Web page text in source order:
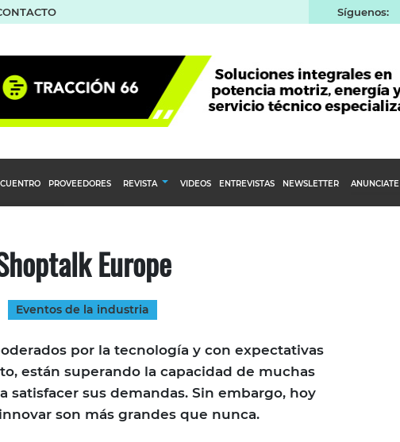
Síguenos:
PROVEEDORES REVISTA
INGRESAR
VIDEOS ENTREVISTAS NEWSLETTER ANUNCIATE
Europe
Eventos de la industria
por la tecnología y con expectativas
están superando la capacidad de muchas
satisfacer sus demandas. Sin embargo, hoy
son más grandes que nunca.